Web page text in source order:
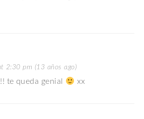
2:30 pm (13 años ago)
te queda genial xx